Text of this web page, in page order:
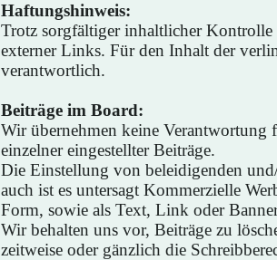
Haftungshinweis:
Trotz sorgfältiger inhaltlicher
externer Links. Für den Inhalt der
verantwortlich.
Beiträge im Board:
Wir übernehmen keine
einzelner eingestellter Beiträge.
Die Einstellung von beleidigenden
auch ist es untersagt Kommerzielle
Form, sowie als Text, Link oder
Wir behalten uns vor, Beiträge zu
zeitweise oder gänzlich die